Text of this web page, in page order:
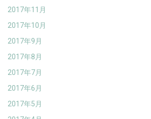
2017年11月
2017年10月
2017年9月
2017年8月
2017年7月
2017年6月
2017年5月